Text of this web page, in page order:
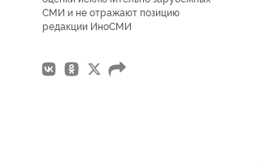
СМИ и не отражают позицию
редакции ИноСМИ